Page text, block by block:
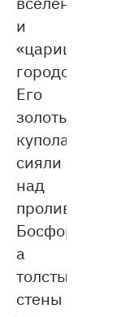
и
«царицей
городов».
Его
золотые
купола
сияли
над
проливом
Босфор,
а
толстые
стены